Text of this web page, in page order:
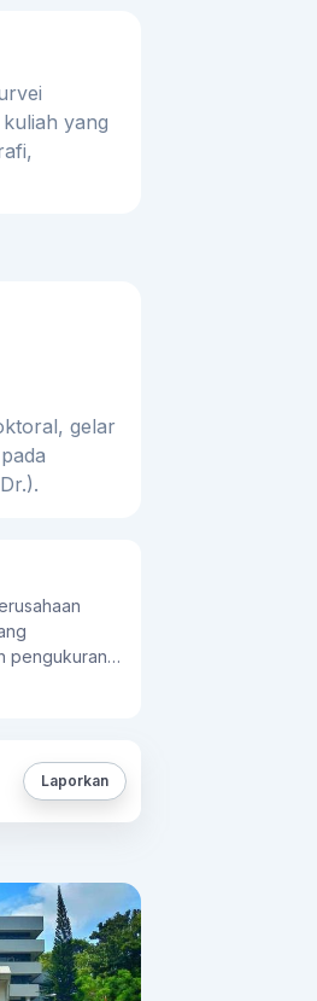
yang
gelar
pengukuran
lingkungan,
Laporkan